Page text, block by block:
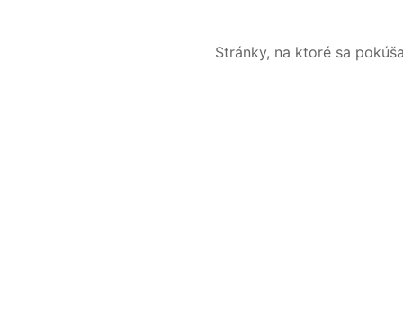
Stránky, na ktoré sa